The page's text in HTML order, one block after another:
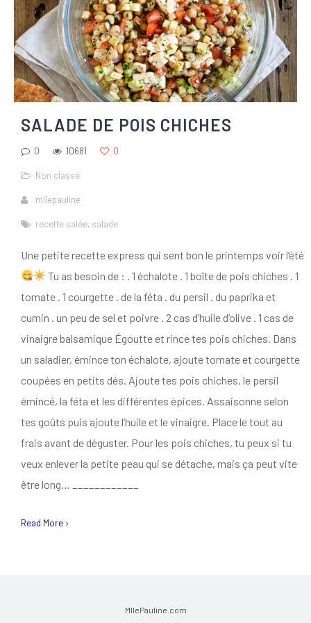
SALADE DE POIS CHICHES
0 10681 0
Non classé
mllepauline
recette salée, salade
Une petite recette express qui sent bon le printemps voir l’été
Tu as besoin de : . 1 échalote . 1 boîte de pois chiches . 1
tomate . 1 courgette . de la féta . du persil . du paprika et
cumin . un peu de sel et poivre . 2 cas d’huile d’olive . 1 cas de
vinaigre balsamique Égoutte et rince tes pois chiches. Dans
un saladier, émince ton échalote, ajoute tomate et courgette
coupées en petits dés. Ajoute tes pois chiches, le persil
émincé, la féta et les différentes épices. Assaisonne selon
tes goûts puis ajoute l’huile et le vinaigre. Place le tout au
frais avant de déguster. Pour les pois chiches, tu peux si tu
veux enlever la petite peau qui se détache, mais ça peut vite
être long… ____________
Read More ›
MllePauline.com